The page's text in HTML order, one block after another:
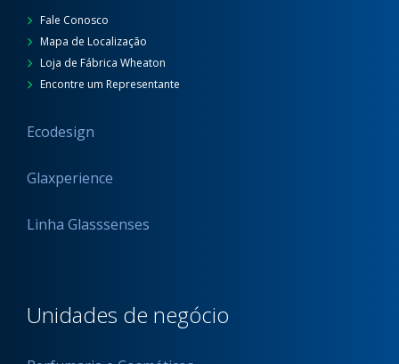
Fale Conosco
Mapa de Localização
Loja de Fábrica Wheaton
Encontre um Representante
Ecodesign
Glaxperience
Linha Glasssenses
Unidades de negócio